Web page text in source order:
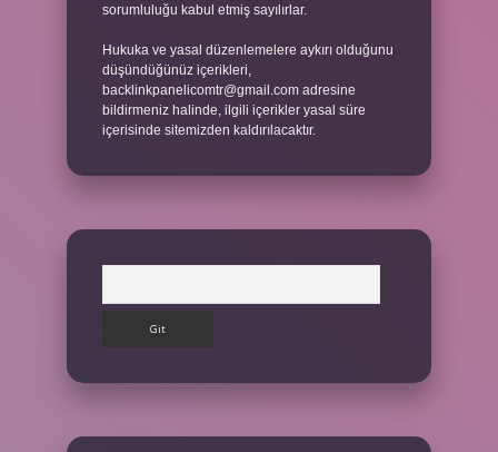
sorumluluğu kabul etmiş sayılırlar.
Hukuka ve yasal düzenlemelere aykırı olduğunu
düşündüğünüz içerikleri,
backlinkpanelicomtr@gmail.com adresine
bildirmeniz halinde, ilgili içerikler yasal süre
içerisinde sitemizden kaldırılacaktır.